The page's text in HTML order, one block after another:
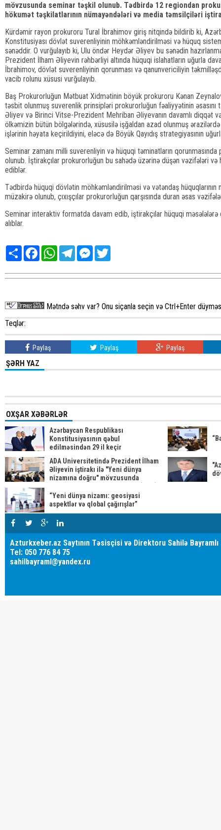
mövzusunda seminar təşkil olunub. Tədbirdə 12 regiondan
hökumət təşkilatlarının nümayəndələri və media təmsilçiləri
Kürdəmir rayon prokuroru Tural İbrahimov giriş nitqində bildirib ki,
Konstitusiyası dövlət suverenliyinin möhkəmləndirilməsi və hüquq
sənəddir. O vurğulayıb ki, Ulu öndər Heydər Əliyev bu sənədin
Prezident İlham Əliyevin rəhbərliyi altında hüquqi islahatların uğurla
İbrahimov, dövlət suverenliyinin qorunması və qanunvericiliyin
vacib rolunu xüsusi vurğulayıb.
Baş Prokurorluğun Mətbuat Xidmətinin böyük prokuroru Kənan
təsbit olunmuş suverenlik prinsipləri prokurorluğun fəaliyyətinin əsasını
Əliyev və Birinci Vitse-Prezident Mehriban Əliyevanın davamlı diqqət
ölkəmizin bütün bölgələrində, xüsusilə işğaldan azad olunmuş
işlərinin həyata keçirildiyini, eləcə də Böyük Qayıdış strategiyasının
Seminar zamanı milli suverenliyin və hüquqi təminatların
olunub. İştirakçılar prokurorluğun bu sahədə üzərinə düşən vəzifələri
ediblər.
Tədbirdə hüquqi dövlətin möhkəmləndirilməsi və vətəndaş hüquqlarının
müzakirə olunub, çıxışçılar prokurorluğun qarşısında duran əsas
Seminar interaktiv formatda davam edib, iştirakçılar hüquqi
alıblar.
Share FacebookWhatsAppTelegramMessenger
Mətndə səhv var? Onu siçanla seçin və Ctrl+Enter
Teqlər:
Paylaş Paylaş Paylaş
ŞƏRH YAZ
OXŞAR XƏBƏRLƏR
Azərbaycan Respublikası
Konstitusiyasının qəbul
edilməsindən 29 il keçir
ADA Universitetində Prezident İlham
Əliyevin iştirakı ilə "Yeni dünya
nizamına doğru" mövzusunda
“Yeni dünya nizamı: geosiyasi
aspektlər və qlobal çağırışlar”
Azturkxeber.az Saytının Təsisçisi və Direktoru Sahilə Bayramlı
Tel: 050 776 84 75
sahilbayraml@yandex.ru